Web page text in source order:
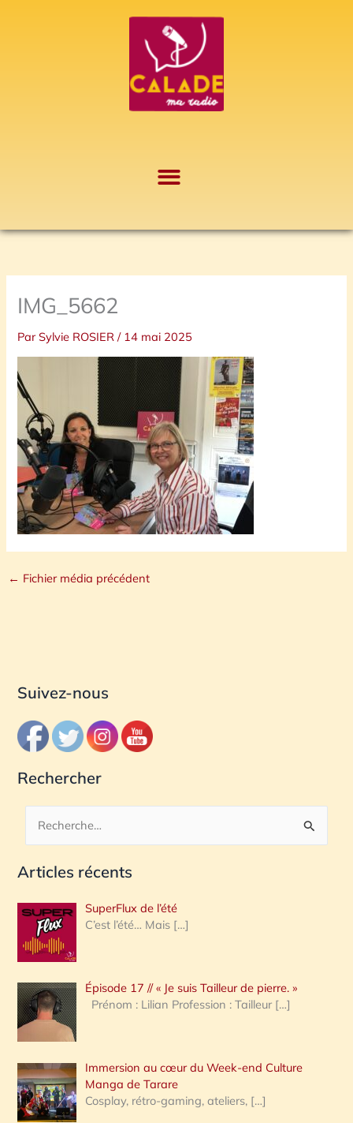
IMG_5662
ParSylvie ROSIER/ 14 mai 2025
← Fichier média précédent
Suivez-nous
Rechercher
c
e
r
c
h
e
:
Articles récents
SuperFlux de l’été
C’est l’été… Mais […]
Épisode 17 // « Je suis Tailleur de pierre. »
Prénom : Lilian Profession : Tailleur […]
Immersion au cœur du Week-end Culture
Manga de Tarare
Cosplay, rétro-gaming, ateliers, […]